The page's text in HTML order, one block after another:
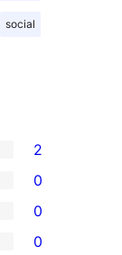
social
2
0
0
0